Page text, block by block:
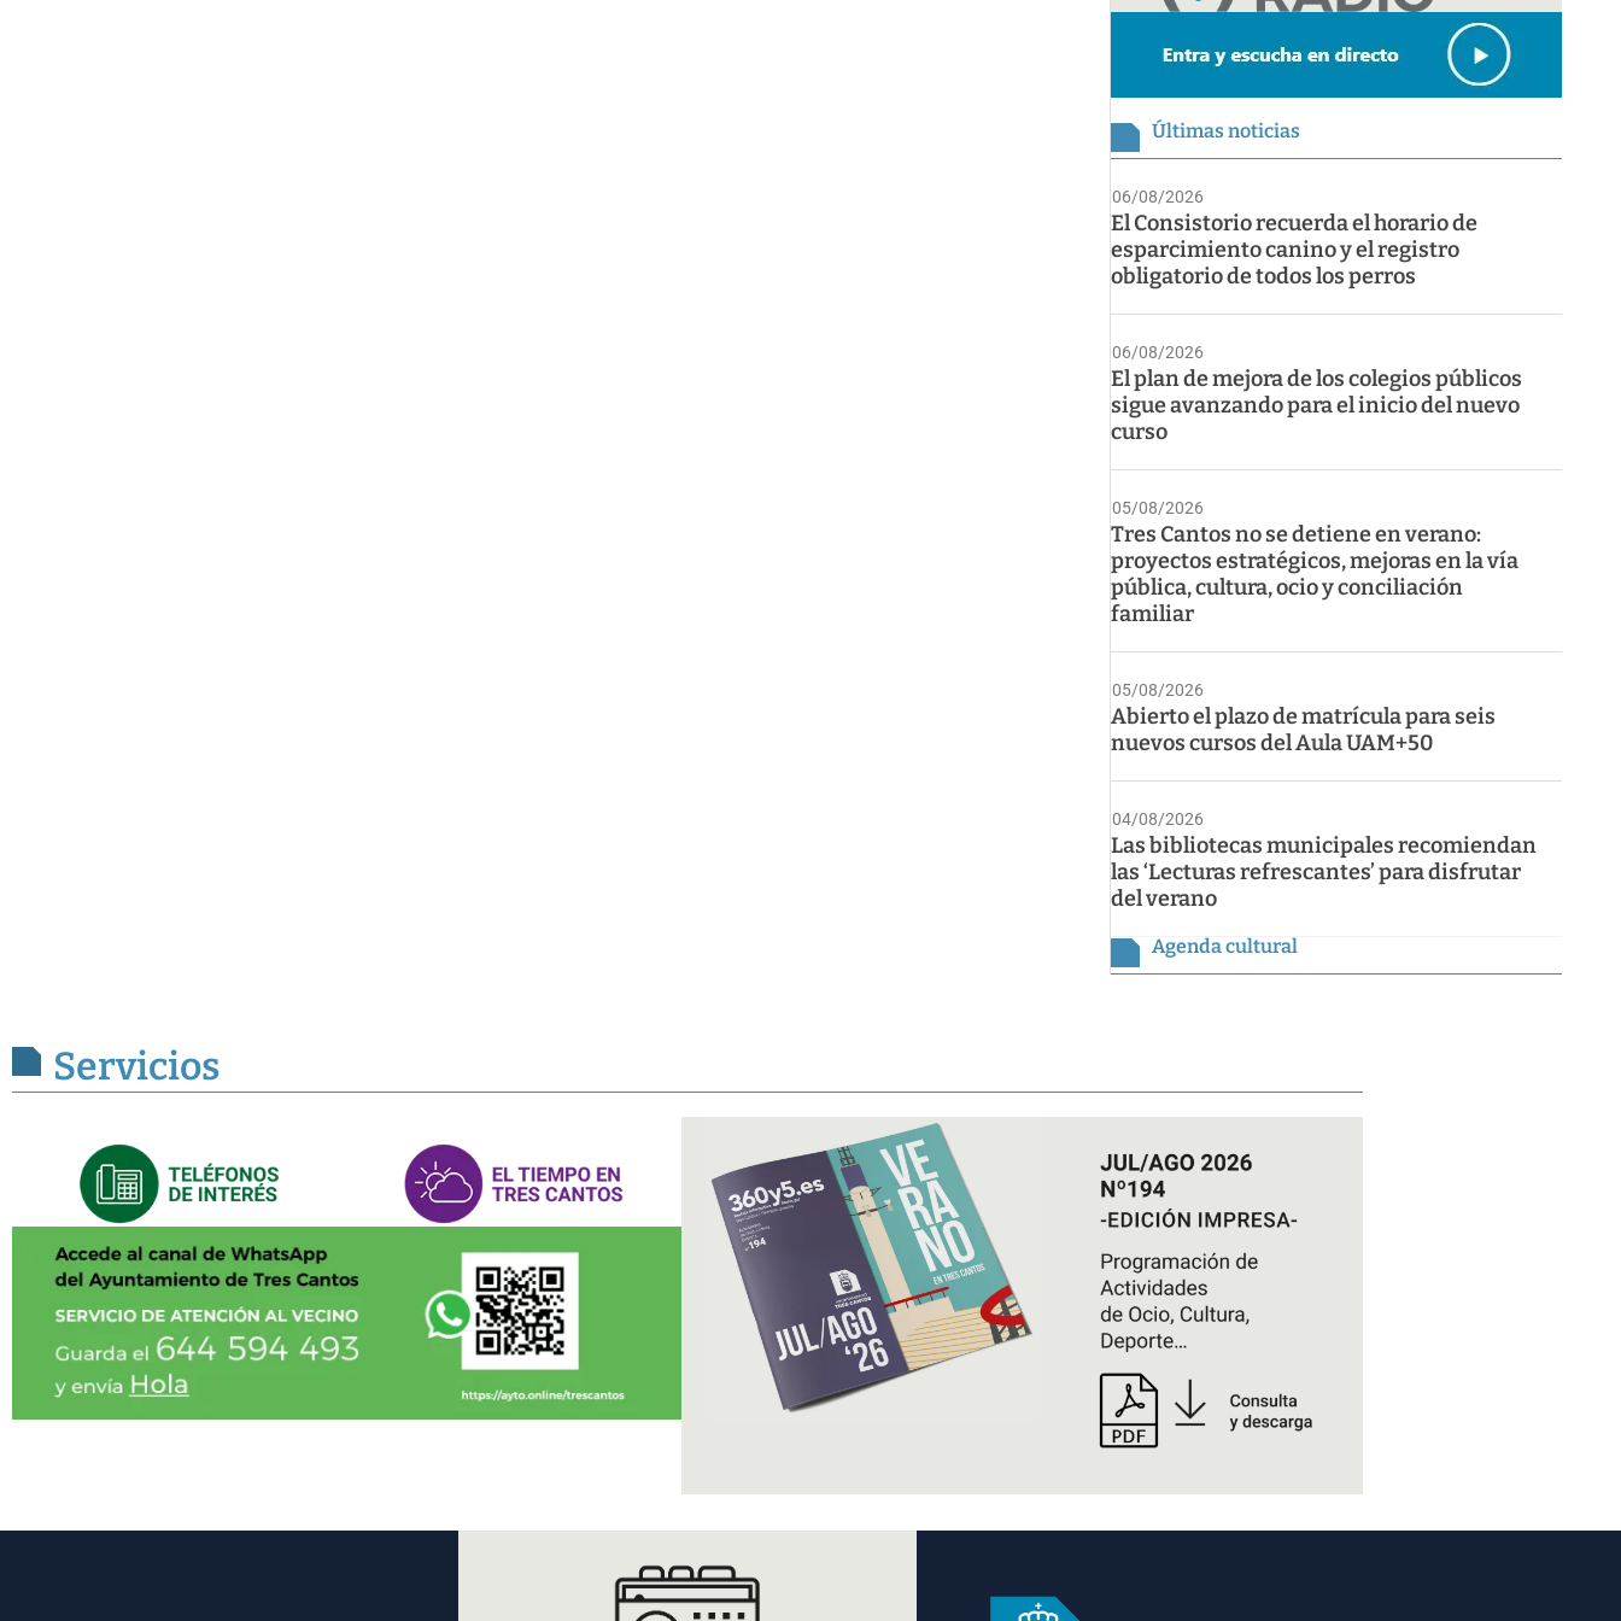
Últimas noticias
06/08/2026
El Consistorio recuerda el horario de
esparcimiento canino y el registro
obligatorio de todos los perros
06/08/2026
El plan de mejora de los colegios públicos
sigue avanzando para el inicio del nuevo
curso
05/08/2026
Tres Cantos no se detiene en verano:
proyectos estratégicos, mejoras en la vía
pública, cultura, ocio y conciliación
familiar
05/08/2026
Abierto el plazo de matrícula para seis
nuevos cursos del Aula UAM+50
04/08/2026
Las bibliotecas municipales recomiendan
las ‘Lecturas refrescantes’ para disfrutar
del verano
Agenda cultural
Servicios